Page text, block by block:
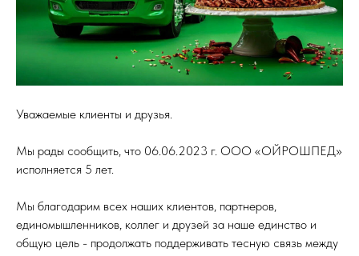
Уважаемые клиенты и друзья.
Мы рады сообщить, что 06.06.2023 г. ООО «ОЙРОШПЕД»
исполняется 5 лет.
Мы благодарим всех наших клиентов, партнеров,
единомышленников, коллег и друзей за наше единство и
общую цель - продолжать поддерживать тесную связь между